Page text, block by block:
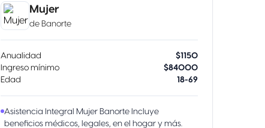
Mujer
de Banorte
Anualidad
$1150
Ingreso mínimo
$84000
Edad
18-69
Asistencia Integral Mujer Banorte Incluye
beneficios médicos, legales, en el hogar y más.